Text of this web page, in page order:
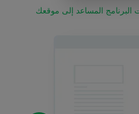
البرنامج المساعد إلى موقعك